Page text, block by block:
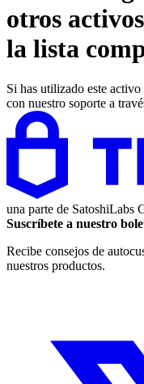
otros
la lista
Si has utilizado este
con nuestro soporte a
una parte de SatoshiLabs
Suscríbete a nuestro
Recibe consejos de
nuestros productos.